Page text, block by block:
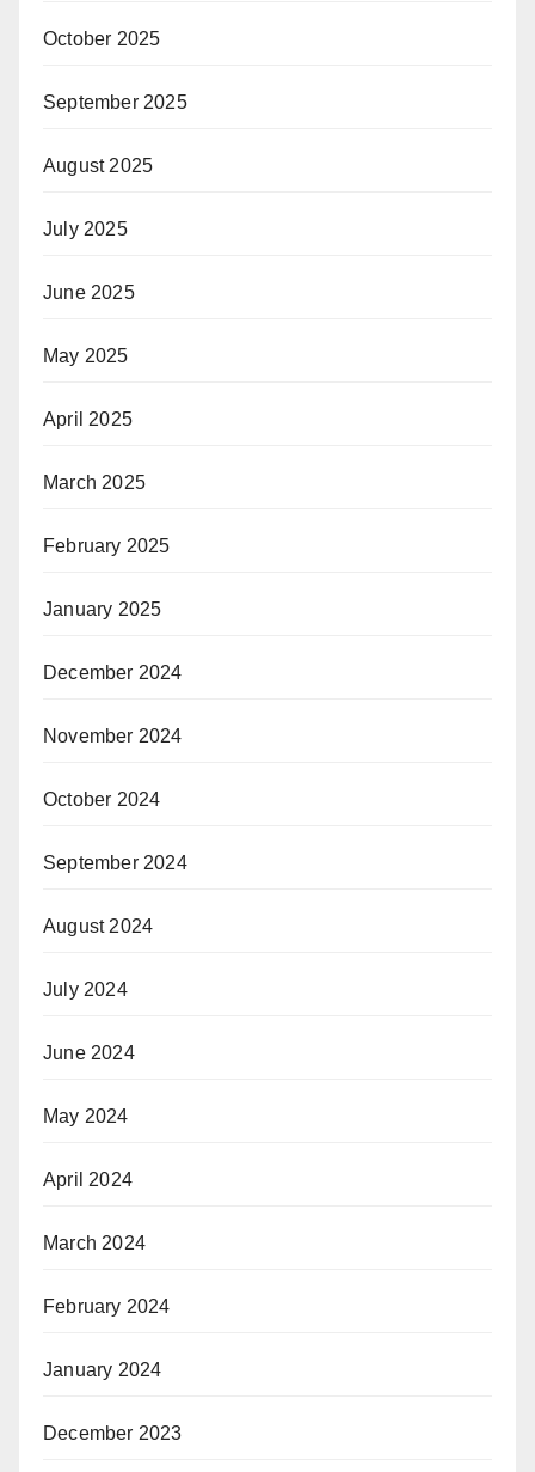
October 2025
September 2025
August 2025
July 2025
June 2025
May 2025
April 2025
March 2025
February 2025
January 2025
December 2024
November 2024
October 2024
September 2024
August 2024
July 2024
June 2024
May 2024
April 2024
March 2024
February 2024
January 2024
December 2023